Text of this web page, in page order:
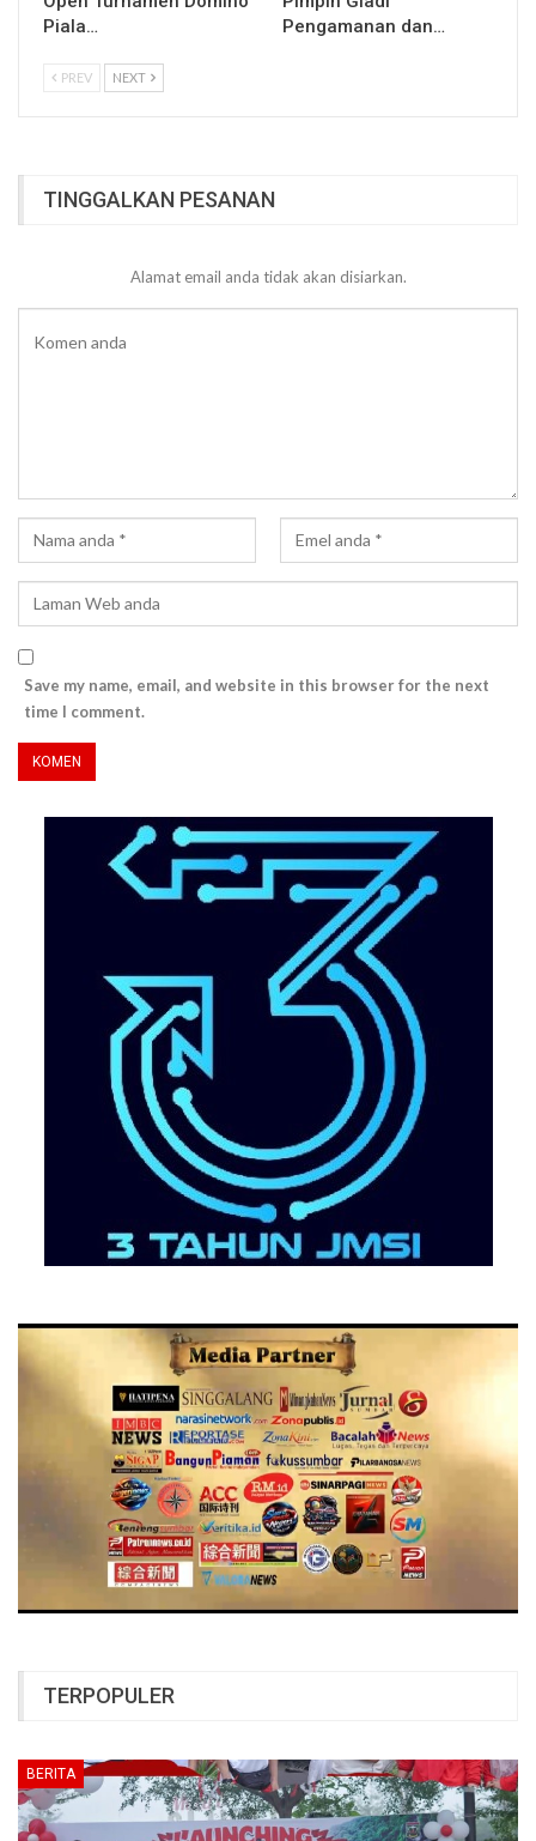
Piala…
Pengamanan dan…
PREV NEXT
TINGGALKAN PESANAN
Alamat email anda tidak akan disiarkan.
Save my name, email, and website in this browser for the next
time I comment.
TERPOPULER
BERITA